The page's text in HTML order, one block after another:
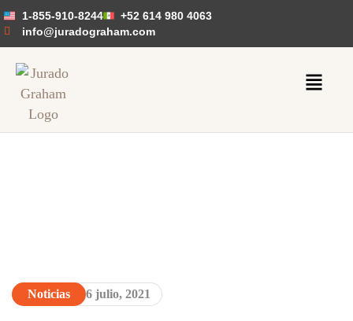
1-855-910-8244
+52 614 980 4063
info@juradograham.com
Noticias 6 julio, 2021